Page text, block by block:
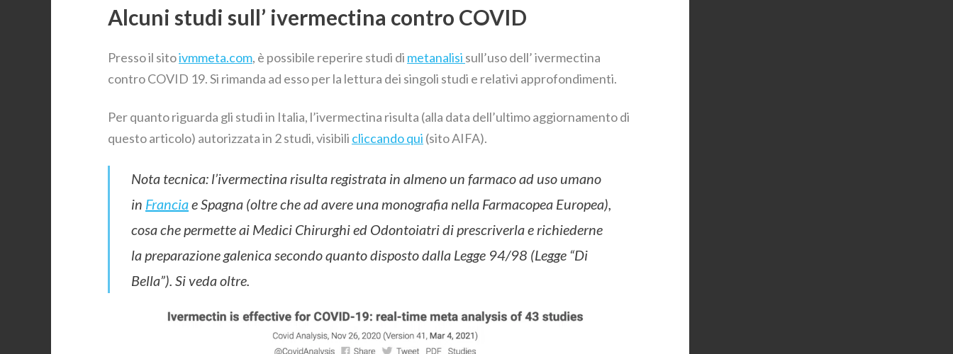
Alcuni studi sull’ ivermectina contro COVID
Presso il sitoivmmeta.com, è possibile reperire studi di metanalisi sull’uso dell’ ivermectina
contro COVID 19. Si rimanda ad esso per la lettura dei singoli studi e relativi approfondimenti.
Per quanto riguarda gli studi in Italia, l’ivermectina risulta (alla data dell’ultimo aggiornamento di
questo articolo) autorizzata in 2 studi, visibili cliccando qui (sito AIFA).
Nota tecnica: l’ivermectina risulta registrata in almeno un farmaco ad uso umano
in Franciae Spagna (oltre che ad avere una monografia nella Farmacopea Europea),
cosa che permette ai Medici Chirurghi ed Odontoiatri di prescriverla e richiederne
la preparazione galenica secondo quanto disposto dalla Legge 94/98 (Legge “Di
Bella”). Si veda oltre.